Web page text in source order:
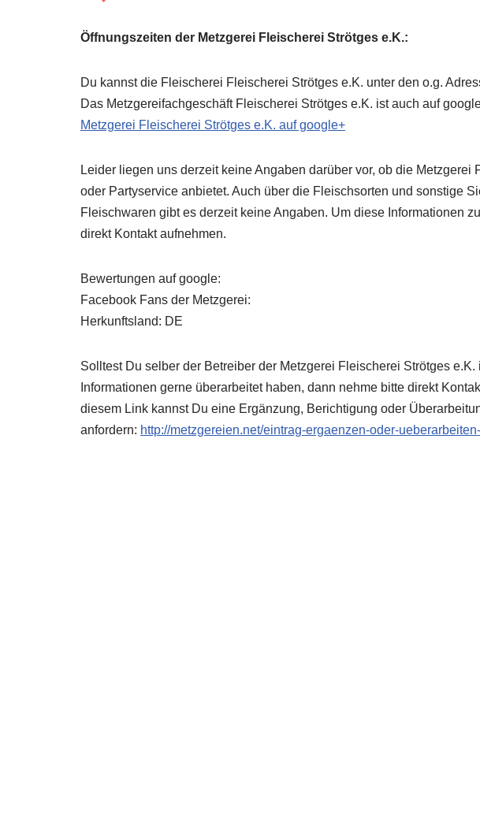
Öffnungszeiten der Metzgerei Fleischerei Strötges e.K.:
Du kannst die Fleischerei Fleischerei Strötges e.K. unter den o.g.
Das Metzgereifachgeschäft Fleischerei Strötges e.K. ist auch auf
Metzgerei Fleischerei Strötges e.K. auf google+
Leider liegen uns derzeit keine Angaben darüber vor, ob die Metzgerei
oder Partyservice anbietet. Auch über die Fleischsorten und sonstige
Fleischwaren gibt es derzeit keine Angaben. Um diese Informationen
direkt Kontakt aufnehmen.
Bewertungen auf google:
Facebook Fans der Metzgerei:
Herkunftsland: DE
Solltest Du selber der Betreiber der Metzgerei Fleischerei Strötges
Informationen gerne überarbeitet haben, dann nehme bitte direkt
diesem Link kannst Du eine Ergänzung, Berichtigung oder
anfordern: http://metzgereien.net/eintrag-ergaenzen-oder-